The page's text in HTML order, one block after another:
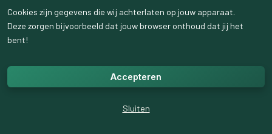
Cookies zijn gegevens die wij achterlaten op jouw apparaat.
Deze zorgen bijvoorbeeld dat jouw browser onthoud dat jij het
bent!
Accepteren
Sluiten